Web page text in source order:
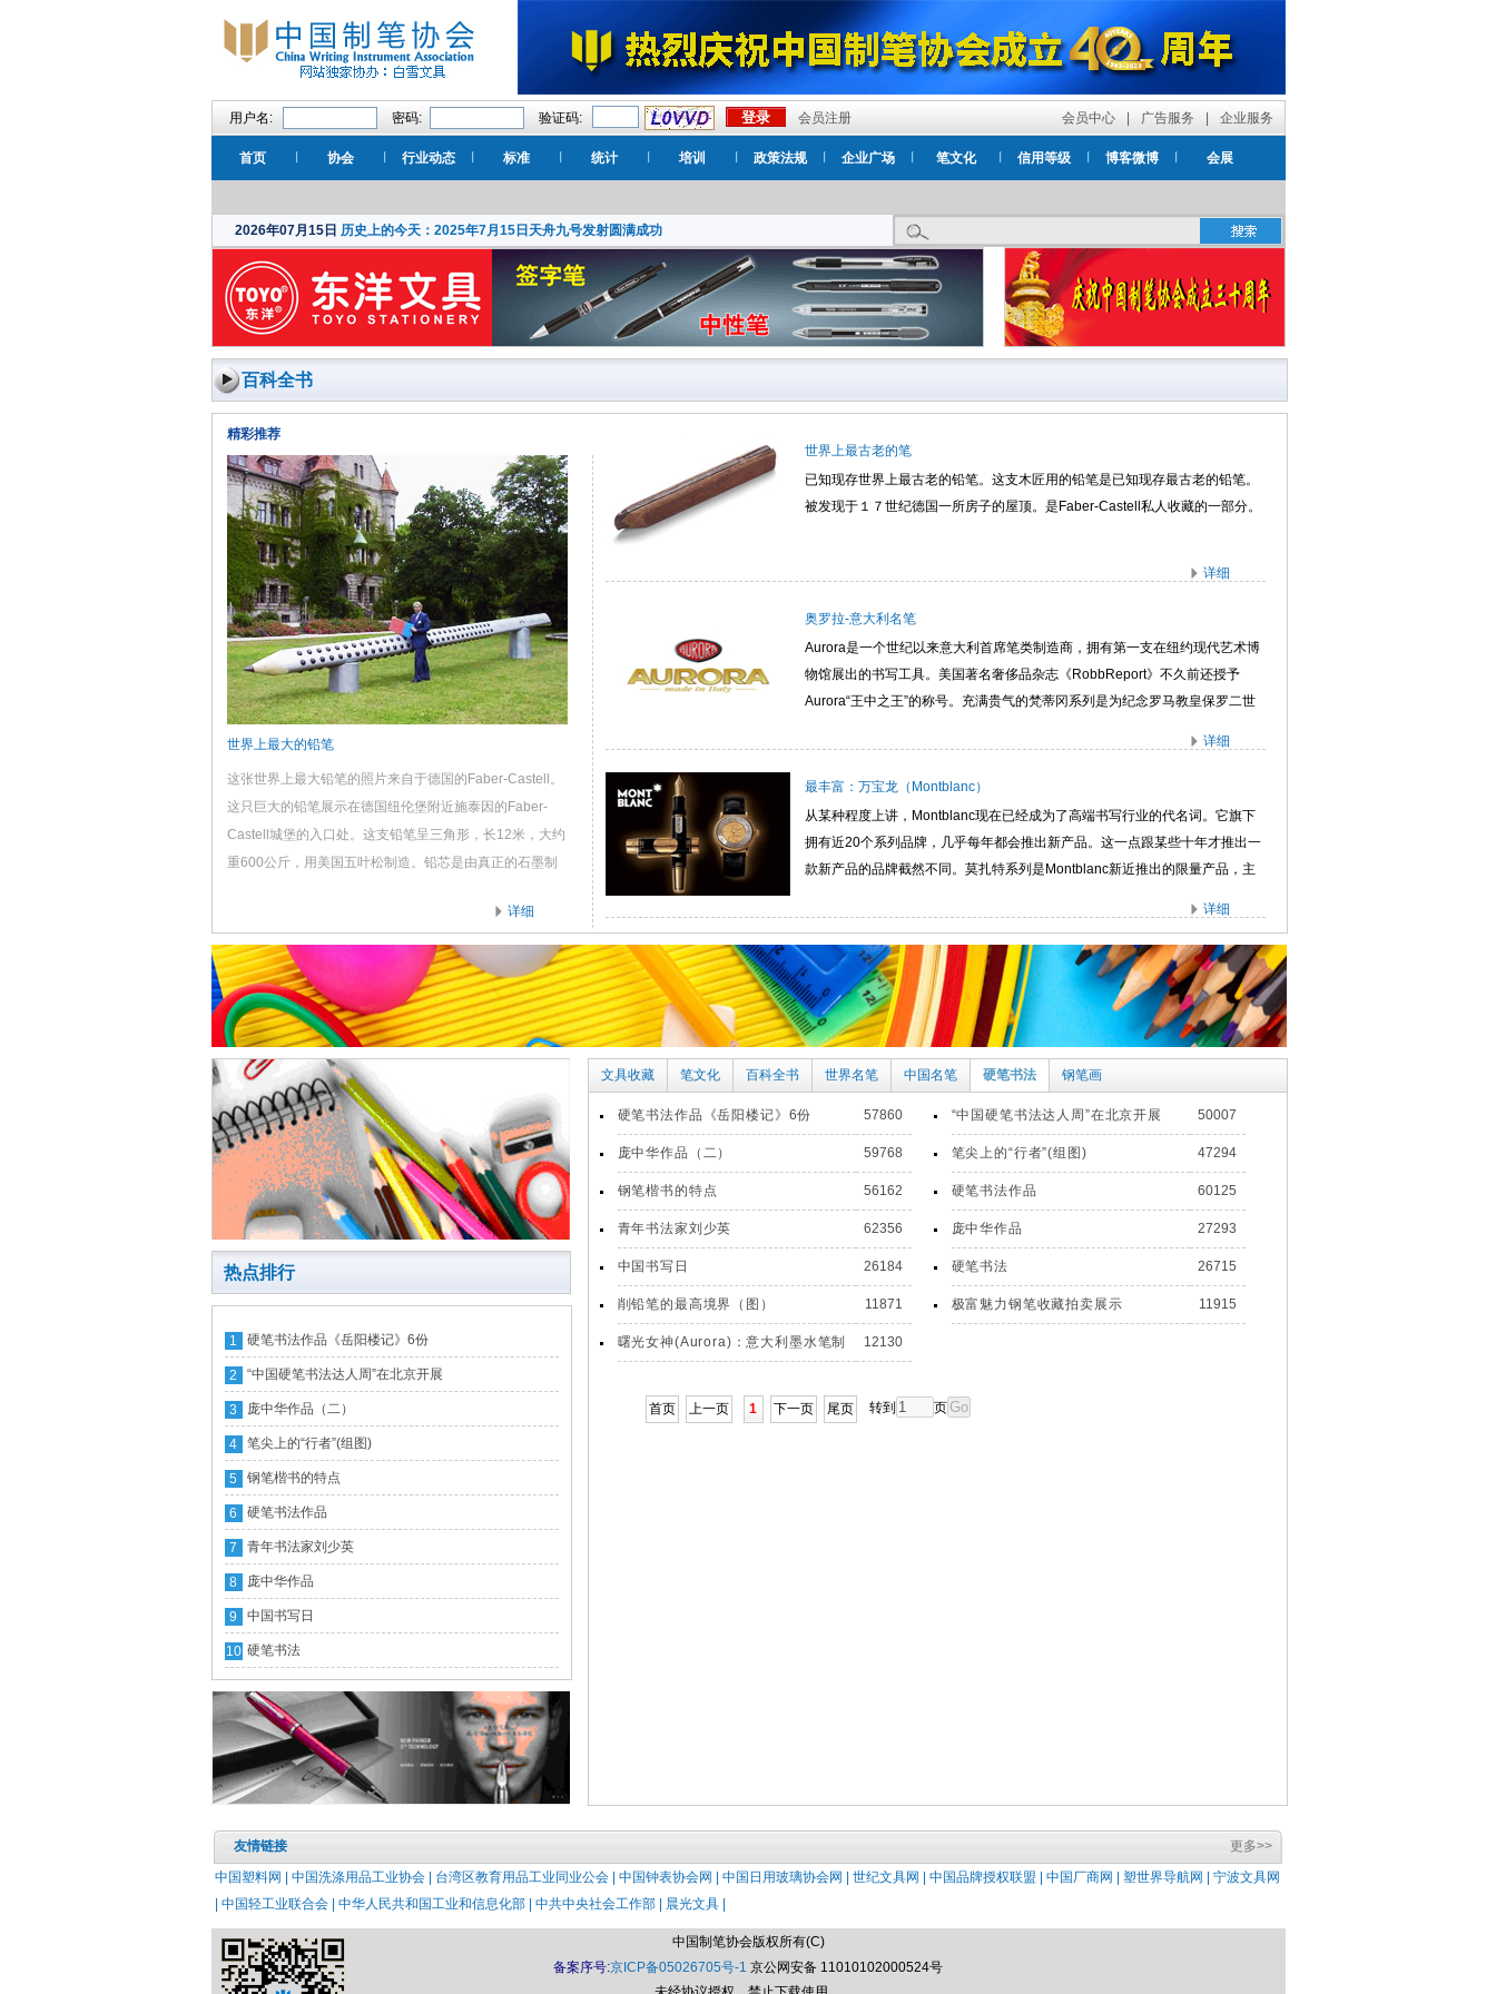
用户名: 密码: 验证码: 会员注册 会员中心 广告服务 企业服务
首页 协会 行业动态 标准 统计 培训 政策法规 企业广场 笔文化 信用等级 博客微博 会展
2026年07月15日 历史上的今天：2025年7月15日天舟九号发射圆满成功
百科全书
精彩推荐
世界上最大的铅笔
这张世界上最大铅笔的照片来自于德国的Faber-Castell。
这只巨大的铅笔展示在德国纽伦堡附近施泰因的Faber-
Castell城堡的入口处。这支铅笔呈三角形，长12米，大约
重600公斤，用美国五叶松制造。铅芯是由真正的石墨制
详细
世界上最古老的笔
已知现存世界上最古老的铅笔。这支木匠用的铅笔是已知现存最古老的铅笔。
被发现于１７世纪德国一所房子的屋顶。是Faber-Castell私人收藏的一部分。
详细
奥罗拉-意大利名笔
Aurora是一个世纪以来意大利首席笔类制造商，拥有第一支在纽约现代艺术博
物馆展出的书写工具。美国著名奢侈品杂志《RobbReport》不久前还授予
Aurora“王中之王”的称号。充满贵气的梵蒂冈系列是为纪念罗马教皇保罗二世
手工打磨。
详细
最丰富：万宝龙（Montblanc）
从某种程度上讲，Montblanc现在已经成为了高端书写行业的代名词。它旗下
拥有近20个系列品牌，几乎每年都会推出新产品。这一点跟某些十年才推出一
款新产品的品牌截然不同。莫扎特系列是Montblanc新近推出的限量产品，主
详细
热点排行
1 硬笔书法作品《岳阳楼记》6份
2 “中国硬笔书法达人周”在北京开展
3 庞中华作品（二）
4 笔尖上的“行者”(组图)
5 钢笔楷书的特点
6 硬笔书法作品
7 青年书法家刘少英
8 庞中华作品
9 中国书写日
10 硬笔书法
文具收藏 笔文化 百科全书 世界名笔 中国名笔 硬笔书法 钢笔画
57860
硬笔书法作品《岳阳楼记》6份 50007
“中国硬笔书法达人周”在北京开展
59768
庞中华作品（二） 47294
笔尖上的“行者”(组图)
56162
钢笔楷书的特点 60125
硬笔书法作品
62356
青年书法家刘少英 27293
庞中华作品
26184
中国书写日 26715
硬笔书法
11871
削铅笔的最高境界（图） 11915
极富魅力钢笔收藏拍卖展示
12130
曙光女神(Aurora)：意大利墨水笔制
首页
上一页 1 下一页 尾页 转到 页
更多>>
友情链接
中国塑料网 | 中国洗涤用品工业协会 | 台湾区教育用品工业同业公会 | 中国钟表协会网 | 中国日用玻璃协会网 | 世纪文具网 | 中国品牌授权联盟 | 中国厂商网 | 塑世界导航网 | 宁波文具网
中国轻工业联合会 | 中华人民共和国工业和信息化部 | 中共中央社会工作部 | 晨光文具 |
中国制笔协会版权所有(C)
备案序号:京ICP备05026705号-1 京公网安备 11010102000524号